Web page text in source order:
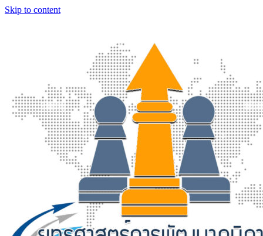
Skip to content